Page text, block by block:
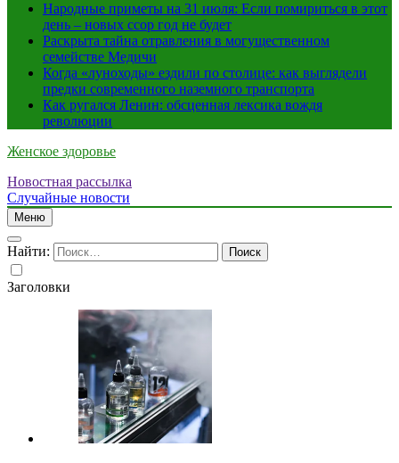
Народные приметы на 31 июля: Если помириться в этот
день – новых ссор год не будет
Раскрыта тайна отравления в могущественном
семействе Медичи
Когда «луноходы» ездили по столице: как выглядели
предки современного наземного транспорта
Как ругался Ленин: обсценная лексика вождя
революции
Женское здоровье
Новостная рассылка
Случайные новости
Меню
Найти:
Заголовки